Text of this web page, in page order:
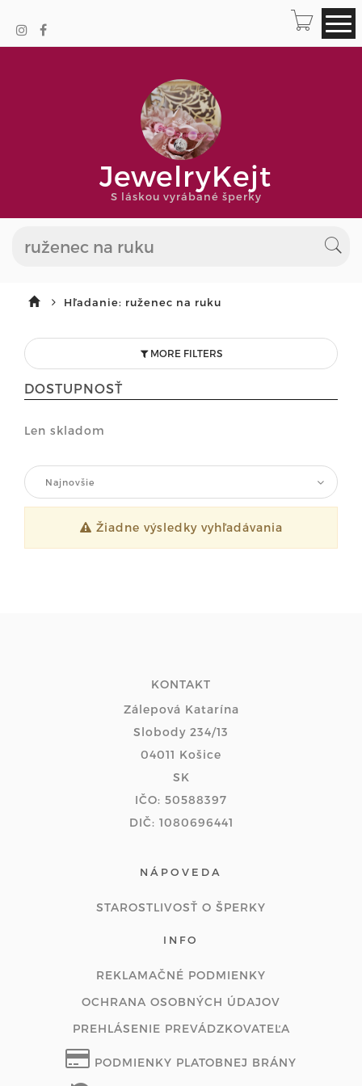
JewelryKejt
S láskou vyrábané šperky
Hľadanie: ruženec na ruku
MORE FILTERS
DOSTUPNOSŤ
Len skladom
Najnovšie
Žiadne výsledky vyhľadávania
KONTAKT
Zálepová Katarína
Slobody 234/13
04011 Košice
SK
IČO: 50588397
DIČ: 1080696441
NÁPOVEDA
STAROSTLIVOSŤ O ŠPERKY
INFO
REKLAMAČNÉ PODMIENKY
OCHRANA OSOBNÝCH ÚDAJOV
PREHLÁSENIE PREVÁDZKOVATEĽA
PODMIENKY PLATOBNEJ BRÁNY